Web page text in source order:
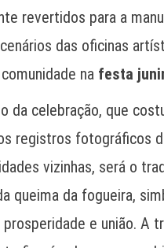
revertidos para a
das oficinas
na festa
da celebração, que
registros fotográficos
vizinhas, será o
queima da fogueira,
e união. A